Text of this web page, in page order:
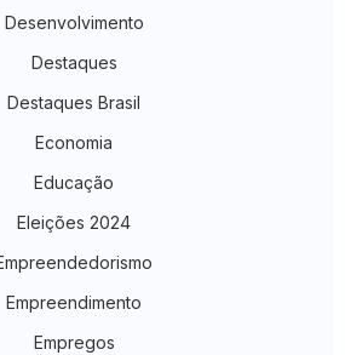
Desenvolvimento
Destaques
Destaques Brasil
Economia
Educação
Eleições 2024
Empreendimento
Empregos